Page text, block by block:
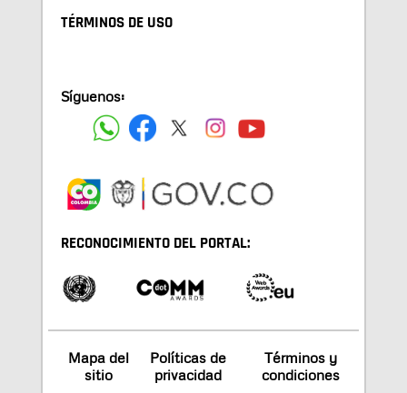
TÉRMINOS DE USO
Síguenos:
RECONOCIMIENTO DEL PORTAL:
Mapa del
sitio
Políticas de
privacidad
Términos y
condiciones